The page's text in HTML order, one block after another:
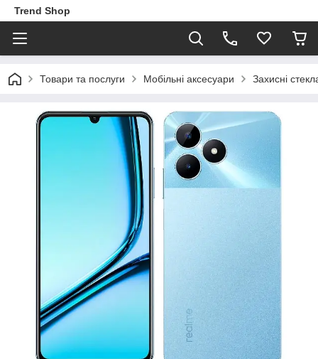
Trend Shop
Товари та послуги Мобільні аксесуари Захисні